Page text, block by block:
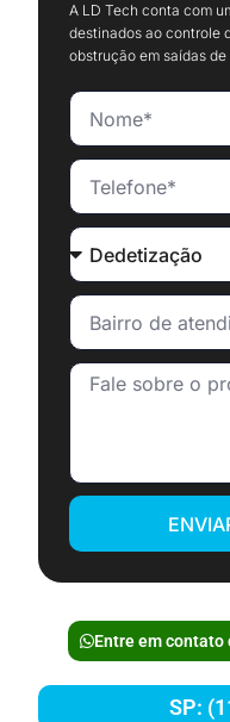
A LD Tech conta com
destinados ao controle
obstrução em saídas de
Entre em contato
SP: